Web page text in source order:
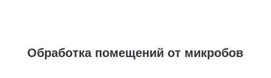
Обработка помещений от микробов